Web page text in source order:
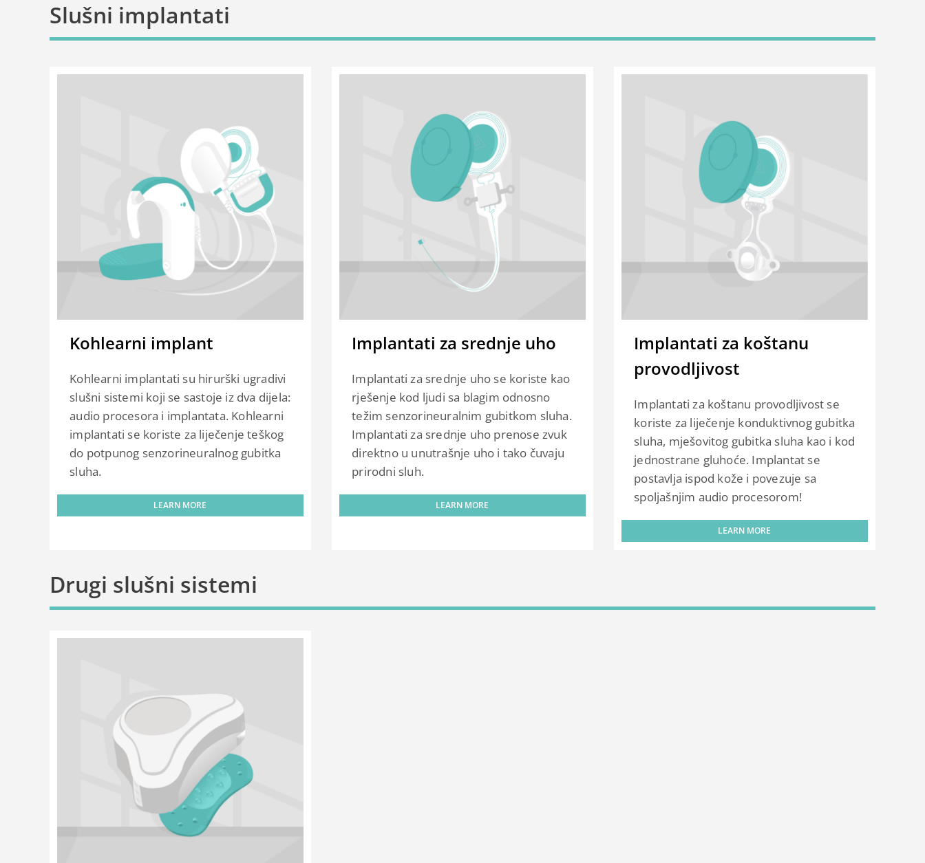
Slušni implantati
Kohlearni implant
Kohlearni implantati su hirurški ugradivi
slušni sistemi koji se sastoje iz dva dijela:
audio procesora i implantata. Kohlearni
implantati se koriste za liječenje teškog
do potpunog senzorineuralnog gubitka
sluha.
LEARN MORE
Implantati za srednje uho
Implantati za srednje uho se koriste kao
rješenje kod ljudi sa blagim odnosno
težim senzorineuralnim gubitkom sluha.
Implantati za srednje uho prenose zvuk
direktno u unutrašnje uho i tako čuvaju
prirodni sluh.
LEARN MORE
Implantati za koštanu
provodljivost
Implantati za koštanu provodljivost se
koriste za liječenje konduktivnog gubitka
sluha, mješovitog gubitka sluha kao i kod
jednostrane gluhoće. Implantat se
postavlja ispod kože i povezuje sa
spoljašnjim audio procesorom!
LEARN MORE
Drugi slušni sistemi